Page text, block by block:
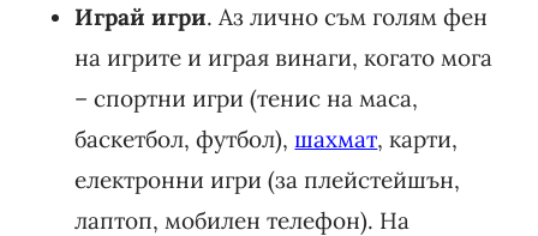
Играй игри. Аз лично съм голям фен
на игрите и играя винаги, когато мога
– спортни игри (тенис на маса,
баскетбол, футбол), шахмат, карти,
електронни игри (за плейстейшън,
лаптоп, мобилен телефон). На